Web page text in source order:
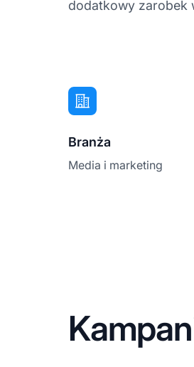
dodatkowy zarobek
Branża
Media i marketing